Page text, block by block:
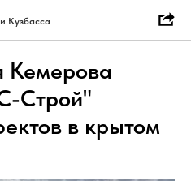
Кузбасса
Кемерова
Строй"
в крытом